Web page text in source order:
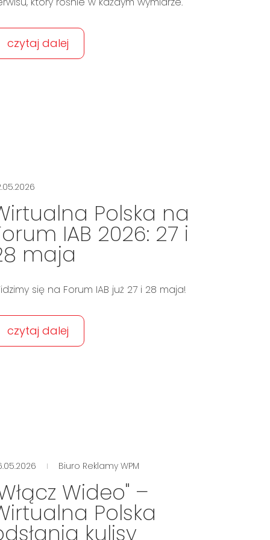
czytaj dalej
Polska na
IAB 2026: 27 i
maja
się na Forum IAB już 27 i 28 maja!
czytaj dalej
Biuro Reklamy WPM
Wideo" –
Polska
kulisy